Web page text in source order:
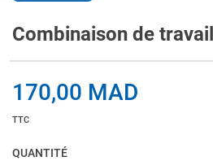
Combinaison de
170,00 MAD
TTC
QUANTITÉ